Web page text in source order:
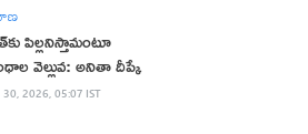
పిల్ల‌నిస్తామంటూ
వెల్లువ: అనితా దీప్కే
30, 2026, 05:07 IST